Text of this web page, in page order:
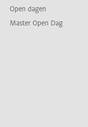
Open dagen
Master Open Dag